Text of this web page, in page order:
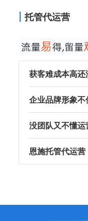
托管代运营
获客难成本高还
企业品牌形象不
没团队又不懂运
恩施托管代运营